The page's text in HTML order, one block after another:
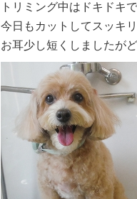
トリミング中はドキドキ
今日もカットしてスッキ
お耳少し短くしましたが